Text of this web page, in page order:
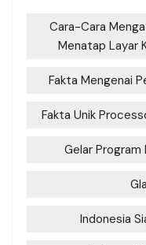
Cara-Cara
Menatap Layar
Fakta Mengenai
Fakta Unik
Gelar
Indonesia